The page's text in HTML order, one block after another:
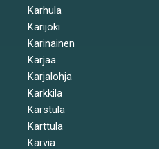
Karhula
Karijoki
Karinainen
Karjaa
Karjalohja
Karkkila
Karstula
Karttula
Karvia